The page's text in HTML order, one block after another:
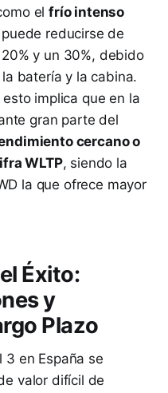
elfrío intenso
reducirse de
y un 30%, debido
batería y la cabina.
implica que en la
gran parte del
cercano o
WLTP, siendo la
la que ofrece mayor
Éxito:
y
Plazo
3 en España se
valor difícil de